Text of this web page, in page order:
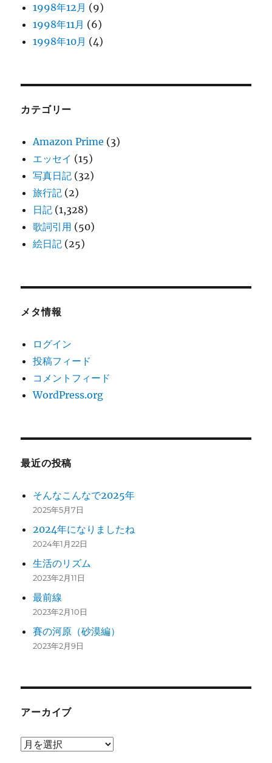
1998年12月 (9)
1998年11月 (6)
1998年10月 (4)
カテゴリー
Amazon Prime (3)
エッセイ (15)
写真日記 (32)
旅行記 (2)
日記 (1,328)
歌詞引用 (50)
絵日記 (25)
メタ情報
ログイン
投稿フィード
コメントフィード
WordPress.org
最近の投稿
そんなこんなで2025年
2025年5月7日
2024年になりましたね
2024年1月22日
生活のリズム
2023年2月11日
最前線
2023年2月10日
賽の河原（砂漠編）
2023年2月9日
アーカイブ
ア